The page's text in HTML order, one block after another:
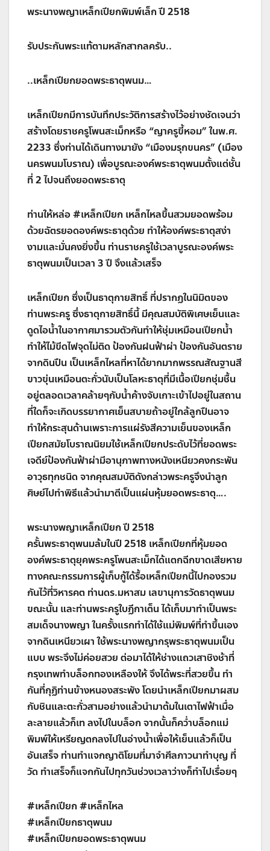
พระนางพญาเหล็กเปียกพิมพ์เล็ก ปี 2518
รับประกันพระแท้ตามหลักสากลครับ..
..เหล็กเปียกยอดพระธาตุพนม…
เหล็กเปียกมีการบันทึกประวัติการสร้างไว้อย่างชัดเจนว่า
สร้างโดยราชครูโพนสะเม็กหรือ “ญาครูขี้หอม” ในพ.ศ.
2233 ซึ่งท่านได้เดินทางมายัง “เมืองมรุกขนคร” (เมือง
นครพนมโบราณ) เพื่อบูรณะองค์พระธาตุพนมตั้งแต่ชั้น
ที่ 2 ไปจนถึงยอดพระธาตุ
ท่านให้หล่อ #เหล็กเปียก เหล็กไหลขึ้นสวมยอดพร้อม
ด้วยฉัตรยอดองค์พระธาตุด้วย ทำให้องค์พระธาตุสง่า
งามและมั่นคงยิ่งขึ้น ท่านราชครูใช้เวลาบูรณะองค์พระ
ธาตุพนมเป็นเวลา 3 ปี จึงแล้วเสร็จ
เหล็กเปียก ซึ่งเป็นธาตุกายสิทธิ์ ที่ปรากฏในนิมิตของ
ท่านพระครู ซึ่งธาตุกายสิทธิ์นี้ มีคุณสมบัติพิเศษเย็นและ
ดูดไอน้ำในอากาศมารวมตัวกันทำให้ชุ่มเหมือนเปียกน้ำ
ทำให้ไม้ขีดไฟจุดไม่ติด ป้องกันฝนฟ้าผ่า ป้องกันอันตราย
จากดินปืน เป็นเหล็กไหลที่หาได้ยากมากพรรณสัณฐานสี
ขาวขุ่นเหมือนตะกั่วนับเป็นโลหะธาตุที่มีเนื้อเปียกชุ่มชื้น
อยู่ตลอดเวลาคล้ายๆกับนํ้าค้างจับเกาะเข้าไปอยู่ในสถาน
ที่ใดก็จะเกิดบรรยากาศเย็นสบายถ้าอยู่ใกล้ลูกปืนอาจ
ทำให้กระสุนด้านเพราะการแผ่รังสีความเย็นของเหล็ก
เปียกสมัยโบราณนิยมใช้เหล็กเปียกประดับไว้ที่ยอดพระ
เจดีย์ป้องกันฟ้าผ่ามีอานุภาพทางหนังเหนียวคงกระพัน
อาวุธทุกชนิด จากคุณสมบัติดังกล่าวพระครูจึงนำลูก
ศิษย์ไปทำพิธีแล้วนำมาตีเป็นแผ่นหุ้มยอดพระธาตุ….
พระนางพญาเหล็กเปียก ปี 2518
ครั้นพระธาตุพนมล้มในปี 2518 เหล็กเปียกที่หุ้มยอด
องค์พระธาตุยุคพระครูโพนสะเม็กได้แตกฉีกขาดเสียหาย
ทางคณะกรรมการผู้เก็บกู้ได้รื้อเหล็กเปียกนี้ไปกองรวม
กันไว้ที่วิหารคต ท่านดร.มหาสม เลขานุการวัดธาตุพนม
ขณะนั้น และท่านพระครูใบฏีกาเต็น ได้เก็บมาทำเป็นพระ
สมเด็จนางพญา ในครั้งแรกทำได้ใช้แม่พิมพ์ที่ทำขึ้นเอง
จากดินเหนียวเผา ใช้พระนางพญากรุพระธาตุพนมเป็น
แบบ พระจึงไม่ค่อยสวย ต่อมาได้ให้ช่างแถวเสาชิงช้าที่
กรุงเทพทำบล็อกทองเหลืองให้ จึงได้พระที่สวยขึ้น ทำ
กันที่กุฏิท่านข้างหนองสระพัง โดยนำเหล็กเปียกมาผสม
กับชินและตะกั่วสามอย่างแล้วนำมาต้มในเตาไฟฟ้าเมื่อ
ละลายแล้วก็เท ลงไปในบล็อก จากนั้นก็คว่ำบล็อกแม่
พิมพ์ให้เหรียญตกลงไปในอ่างน้ำเพื่อให้เย็นแล้วก็เป็น
อันเสร็จ ท่านทำแจกญาติโยมที่มาจำศีลภาวนาทำบุญ ที่
วัด ทำเสร็จก็แจกกันไปทุกวันช่วงเวลาว่างก็ทำไปเรื่อยๆ
#เหล็กเปียก #เหล็กไหล
#เหล็กเปียกธาตุพนม
#เหล็กเปียกยอดพระธาตุพนม